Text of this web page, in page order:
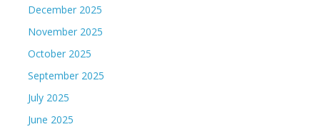
December 2025
November 2025
October 2025
September 2025
July 2025
June 2025